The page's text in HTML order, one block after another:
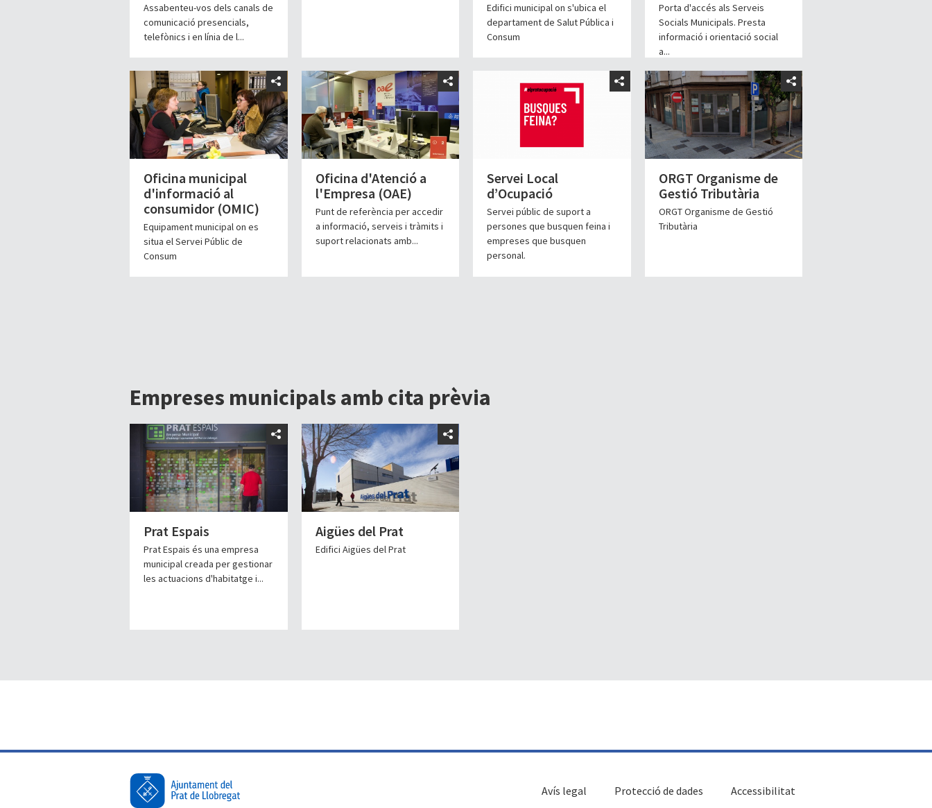
Assabenteu-vos dels canals de
comunicació presencials,
telefònics i en línia de l...
Edifici municipal on s'ubica el
departament de Salut Pública i
Consum
Porta d'accés als Serveis
Socials Municipals. Presta
informació i orientació social
a...
Oficina municipal
d'informació al
consumidor (OMIC)
Equipament municipal on es
situa el Servei Públic de
Consum
Oficina d'Atenció a
l'Empresa (OAE)
Punt de referència per accedir
a informació, serveis i tràmits i
suport relacionats amb...
Servei Local
d’Ocupació
Servei públic de suport a
persones que busquen feina i
empreses que busquen
personal.
ORGT Organisme de
Gestió Tributària
ORGT Organisme de Gestió
Tributària
Empreses municipals amb cita prèvia
Prat Espais
Prat Espais és una empresa
municipal creada per gestionar
les actuacions d'habitatge i...
Aigües del Prat
Edifici Aigües del Prat
Accessibilitat
Protecció de dades
Avís legal